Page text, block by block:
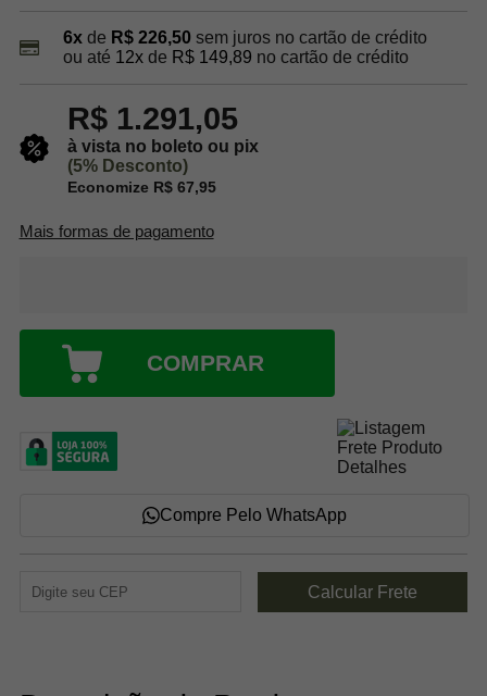
6xde R$ 226,50 sem juros no cartão de crédito
ou até 12xde R$ 149,89 no cartão de crédito
R$ 1.291,05
à vista no boleto ou pix
(5% Desconto)
Economize R$ 67,95
Mais formas de pagamento
COMPRAR
Compre Pelo WhatsApp